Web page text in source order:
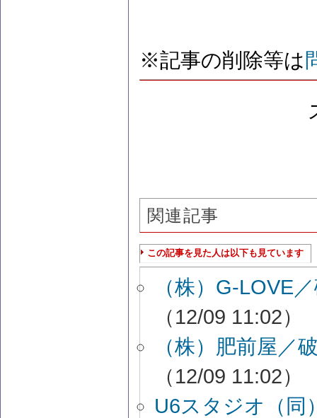
※記事の削除等は
関連記事
この記事を見た人は以下も見ています
（株）G-LOVE
（12/09 11:02）
（株）肥前屋
（12/09 11:02）
U6スタジオ（